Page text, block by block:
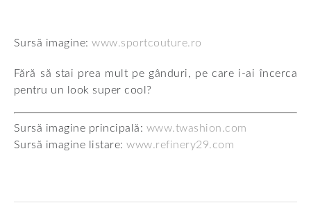
Sursă imagine:www.sportcouture.ro
Fără să stai prea mult pe gânduri, pe care i-ai încerca
pentru un look super cool?
Sursă imagine principală: www.twashion.com
Sursă imagine listare:www.refinery29.com